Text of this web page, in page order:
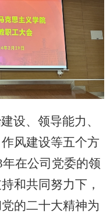
设、领导能力、
风建设等五个方
年在公司党委的领
和共同努力下，
的二十大精神为